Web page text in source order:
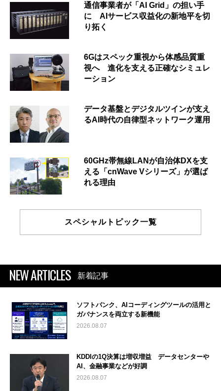
通信事業者が「AI Grid」の担い手
に AIサービス収益化の新地平を切
り拓く
6Gはスペック重視から体感品質重
視へ 進化を支える正確なシミュレ
ーション
データ基盤とデジタルツインが支え
るAI時代の自律型ネットワーク運用
60GHz帯無線LANが自治体DXを支
える「cnWave Vシリーズ」が選ば
れる理由
スペシャルトピック一覧
NEW ARTICLES 新着記事
ソフトバンク、AIコーディングツールの活用と
ガバナンスを両立する新機能
2026.08.07
KDDIの1Q決算は増収増益 データセンターや
AI、金融事業などが好調
2026.08.07